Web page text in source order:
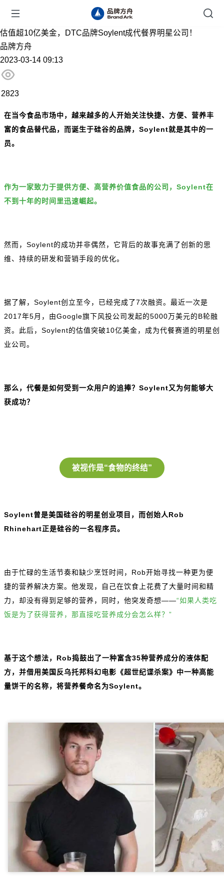
估值超10亿美金，DTC品牌Soylent成代餐界明星公司！
品牌方舟
2023-03-14 09:13
2823
在当今食品市场中，越来越多的人开始关注快捷、方便、营养丰
富的食品替代品，而诞生于硅谷的品牌，Soylent就是其中的一
员。
作为一家致力于提供方便、高营养价值食品的公司，Soylent在
不到十年的时间里迅速崛起。
然而，Soylent的成功并非偶然，它背后的故事充满了创新的思
维、持续的研发和营销手段的优化。
据了解，Soylent创立至今，已经完成了7次融资。最近一次是
2017年5月，由Google旗下风投公司发起的5000万美元的B轮融
资。此后，Soylent的估值突破10亿美金，成为代餐赛道的明星创
业公司。
那么，代餐是如何受到一众用户的追捧？Soylent又为何能够大
获成功？
被视作是“食物的终结”
Soylent曾是美国硅谷的明星创业项目，而创始人Rob
Rhinehart正是硅谷的一名程序员。
由于忙碌的生活节奏和缺少烹饪时间，Rob开始寻找一种更为便
捷的营养解决方案。他发现，自己在饮食上花费了大量时间和精
力，却没有得到足够的营养，同时，他突发奇想——“如果人类吃
饭是为了获得营养，那直接吃营养成分会怎么样？”
基于这个想法，Rob捣鼓出了一种富含35种营养成分的液体配
方，并借用美国反乌托邦科幻电影《超世纪谍杀案》中一种高能
量饼干的名称，将营养餐命名为Soylent。